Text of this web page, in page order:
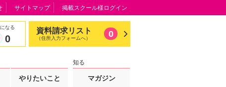
なる
0
資料請求リスト
（住所入力フォームへ） 0
やりたいこと
知る
マガジン
サイトマップ 掲載スクール様ログイン